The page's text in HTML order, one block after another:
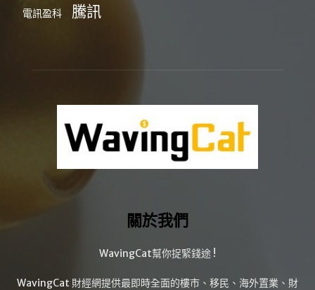
電訊盈科 騰訊
關於我們
WavingCat幫你捉緊錢途 !
WavingCat 財經網提供最即時全面的樓市、移民、海外置業、財